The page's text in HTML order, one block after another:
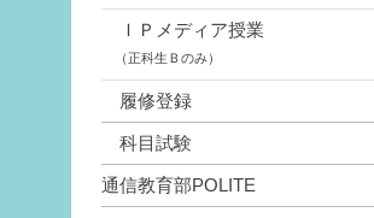
ＩＰメディア授業
（正科生Ｂのみ）
履修登録
科目試験
通信教育部POLITE